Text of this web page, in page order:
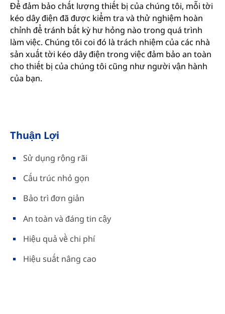
Để đảm bảo chất lượng thiết bị của chúng tôi, mỗi tời
kéo dây điện đã được kiểm tra và thử nghiệm hoàn
chỉnh để tránh bất kỳ hư hỏng nào trong quá trình
làm việc. Chúng tôi coi đó là trách nhiệm của các nhà
sản xuất tời kéo dây điện trong việc đảm bảo an toàn
cho thiết bị của chúng tôi cũng như người vận hành
của bạn.
Thuận Lợi
Sử dụng rộng rãi
Cấu trúc nhỏ gọn
Bảo trì đơn giản
An toàn và đáng tin cậy
Hiệu quả về chi phí
Hiệu suất nâng cao